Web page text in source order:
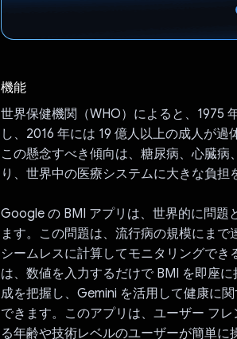
機能
世界保健機関（WHO）によると、1975
し、2016 年には 19 億人以上の成人が
この懸念すべき傾向は、糖尿病、心臓
り、世界中の医療システムに大きな負担
Google の BMI アプリは、世界的に問題
ます。この問題は、流行病の規模にま
シームレスに計算してモニタリングで
は、数値を入力するだけで BMI を即座
成を把握し、Gemini を活用して健康に
できます。このアプリは、ユーザー フ
る年齢や技術レベルのユーザーが簡単に